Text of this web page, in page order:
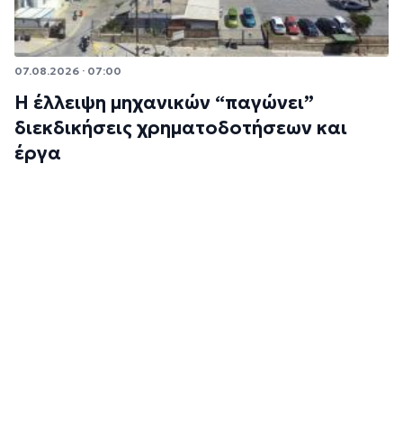
07.08.2026 · 07:00
Η έλλειψη μηχανικών “παγώνει”
διεκδικήσεις χρηματοδοτήσεων και
έργα